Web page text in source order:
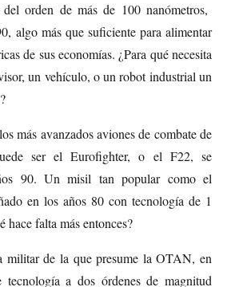
orden de más de 100 nanómetros,
algo más que suficiente para alimentar
de sus economías. ¿Para qué necesita
un vehículo, o un robot industrial un
más avanzados aviones de combate de
ser el Eurofighter, o el F22, se
90. Un misil tan popular como el
en los años 80 con tecnología de 1
hace falta más entonces?
militar de la que presume la OTAN, en
tecnología a dos órdenes de magnitud